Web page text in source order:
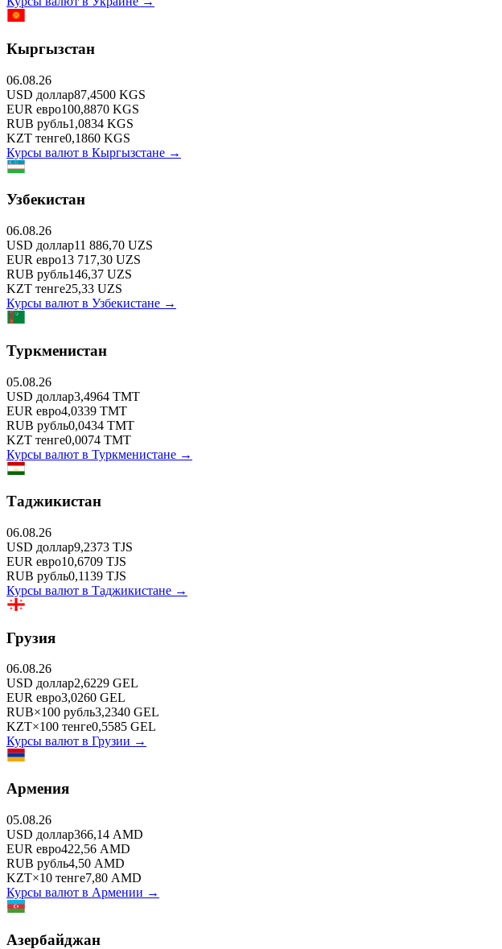
Кыргызстан
06.08.26
USD доллар87,4500 KGS
EUR евро100,8870 KGS
RUB рубль1,0834 KGS
KZT тенге0,1860 KGS
Курсы валют в Кыргызстане →
Узбекистан
06.08.26
USD доллар11 886,70 UZS
EUR евро13 717,30 UZS
RUB рубль146,37 UZS
KZT тенге25,33 UZS
Курсы валют в Узбекистане →
Туркменистан
05.08.26
USD доллар3,4964 TMT
EUR евро4,0339 TMT
RUB рубль0,0434 TMT
KZT тенге0,0074 TMT
Курсы валют в Туркменистане →
Таджикистан
06.08.26
USD доллар9,2373 TJS
EUR евро10,6709 TJS
RUB рубль0,1139 TJS
Курсы валют в Таджикистане →
Грузия
06.08.26
USD доллар2,6229 GEL
EUR евро3,0260 GEL
RUB×100 рубль3,2340 GEL
KZT×100 тенге0,5585 GEL
Курсы валют в Грузии →
Армения
05.08.26
USD доллар366,14 AMD
EUR евро422,56 AMD
RUB рубль4,50 AMD
KZT×10 тенге7,80 AMD
Курсы валют в Армении →
Азербайджан